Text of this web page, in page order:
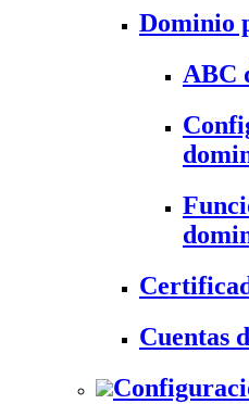
Dominio
ABC
Cuentas